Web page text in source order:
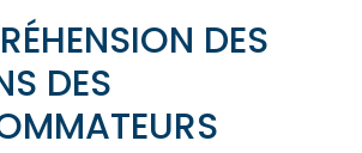
DES
DES